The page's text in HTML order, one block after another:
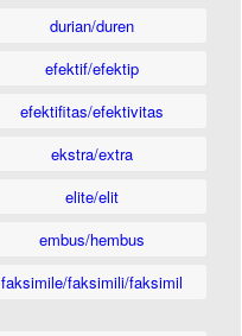
durian/duren
efektif/efektip
efektifitas/efektivitas
ekstra/extra
elite/elit
embus/hembus
faksimile/faksimili/faksimil